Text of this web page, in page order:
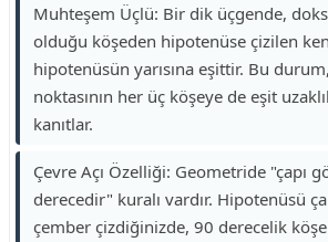
Muhteşem Üçlü: Bir dik üçgende,
olduğu köşeden hipotenüse çizilen
hipotenüsün yarısına eşittir. Bu
noktasının her üç köşeye de eşit
kanıtlar.
Çevre Açı Özelliği: Geometride "çapı
derecedir" kuralı vardır. Hipotenüsü
çember çizdiğinizde, 90 derecelik